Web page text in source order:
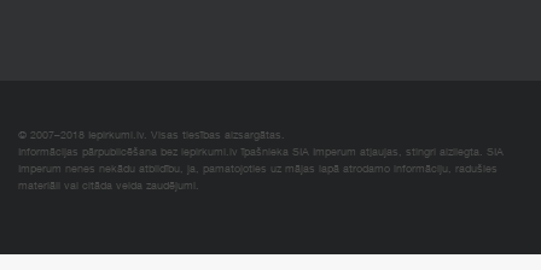
© 2007–2018 Iepirkumi.lv. Visas tiesības aizsargātas.
Informācijas pārpublicēšana bez iepirkumi.lv īpašnieka SIA Imperum atļaujas, stingri aizliegta. SIA
Imperum nenes nekādu atbildību, ja, pamatojoties uz mājas lapā atrodamo informāciju, radušies
materiāli vai citāda veida zaudējumi.